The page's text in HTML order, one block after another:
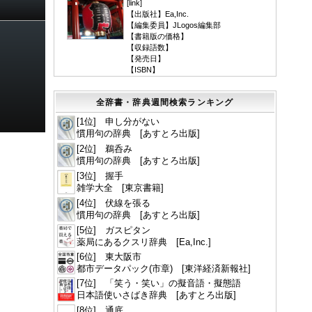
[link]
【出版社】Ea,Inc.
【編集委員】JLogos編集部
【書籍版の価格】
【収録語数】
【発売日】
【ISBN】
全辞書・辞典週間検索ランキング
[1位] 申し分がない
慣用句の辞典 [あすとろ出版]
[2位] 鵜呑み
慣用句の辞典 [あすとろ出版]
[3位] 握手
雑学大全 [東京書籍]
[4位] 伏線を張る
慣用句の辞典 [あすとろ出版]
[5位] ガスピタン
薬局にあるクスリ辞典 [Ea,Inc.]
[6位] 東大阪市
都市データパック(市章) [東洋経済新報社]
[7位] 「笑う・笑い」の擬音語・擬態語
日本語使いさばき辞典 [あすとろ出版]